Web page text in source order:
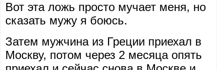
Вот эта ложь просто мучает меня, но
сказать мужу я боюсь.
Затем мужчина из Греции приехал в
Москву, потом через 2 месяца опять